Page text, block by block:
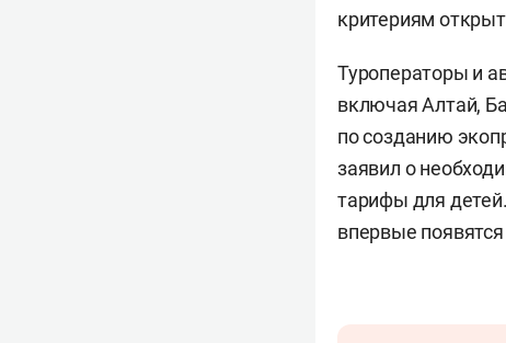
критериям
Туроператоры и
включая Алтай,
по созданию
заявил о
тарифы для
впервые